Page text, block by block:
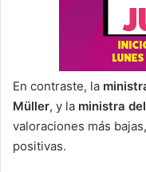
En contraste, la
Müller, y la ministra
valoraciones más
positivas.